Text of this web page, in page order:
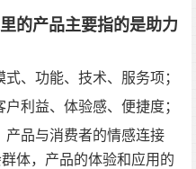
的产品主要指的是助力
、功能、技术、服务项；
利益、体验感、便捷度；
产品与消费者的情感连接
体，产品的体验和应用的